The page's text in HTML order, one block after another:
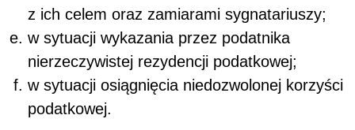
z ich celem oraz zamiarami sygnatariuszy;
w sytuacji wykazania przez podatnika
nierzeczywistej rezydencji podatkowej;
w sytuacji osiągnięcia niedozwolonej korzyści
podatkowej.